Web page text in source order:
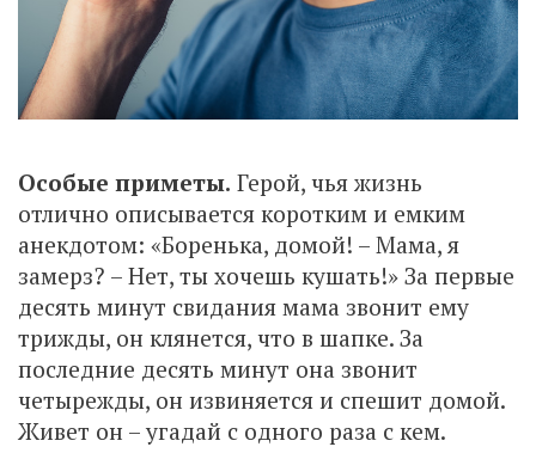
Особые приметы. Герой, чья жизнь
отлично описывается коротким и емким
анекдотом: «Боренька, домой! – Мама, я
замерз? – Нет, ты хочешь кушать!» За первые
десять минут свидания мама звонит ему
трижды, он клянется, что в шапке. За
последние десять минут она звонит
четырежды, он извиняется и спешит домой.
Живет он – угадай с одного раза с кем.